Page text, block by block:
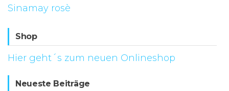
Sinamay rosè
Shop
Hier geht´s zum neuen Onlineshop
Neueste Beiträge